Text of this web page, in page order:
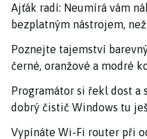
Ajťák radí: Neumírá vám
bezplatným nástrojem,
Poznejte tajemství
černé, oranžové a modré
Programátor si řekl dost a
dobrý čistič Windows tu
Vypínáte Wi-Fi router při